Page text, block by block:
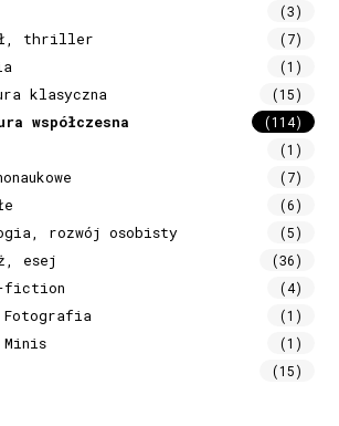
(3)
thriller (7)
(1)
klasyczna (15)
współczesna (114)
(1)
(7)
(6)
rozwój osobisty (5)
esej (36)
fiction (4)
Fotografia (1)
(1)
(15)